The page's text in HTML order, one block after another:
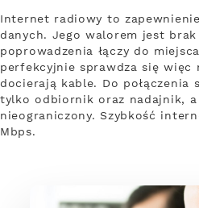
Internet radiowy to
danych. Jego walorem jest
poprowadzenia łączy do
perfekcyjnie sprawdza się więc
docierają kable. Do połączenia
tylko odbiornik oraz nadajnik,
nieograniczony. Szybkość
Mbps.